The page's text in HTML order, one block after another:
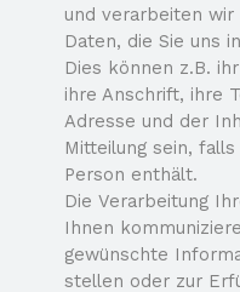
und verarbeiten
Daten, die Sie uns
Dies können z.B.
ihre Anschrift, ihre
Adresse und der
Mitteilung sein,
Person enthält.
Die Verarbeitung
Ihnen
gewünschte
stellen oder zur